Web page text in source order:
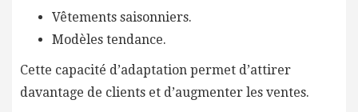
Vêtements saisonniers.
Modèles tendance.
Cette capacité d’adaptation permet d’attirer
davantage de clients et d’augmenter les ventes.